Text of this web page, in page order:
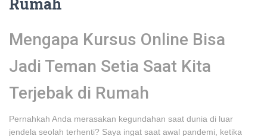
Mengapa Kursus Online Bisa
Jadi Teman Setia Saat Kita
Terjebak di Rumah
Pernahkah Anda merasakan kegundahan saat dunia di luar
jendela seolah terhenti? Saya ingat saat awal pandemi, ketika